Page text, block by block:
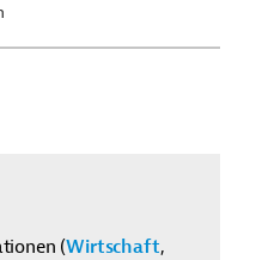
(Wirtschaft,